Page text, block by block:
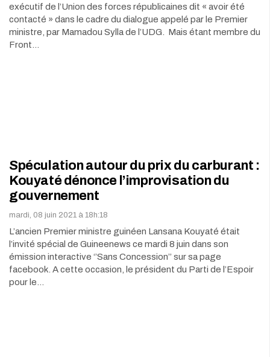
exécutif de l’Union des forces républicaines dit « avoir été
contacté » dans le cadre du dialogue appelé par le Premier
ministre, par Mamadou Sylla de l’UDG. Mais étant membre du
Front…
Spéculation autour du prix du carburant :
Kouyaté dénonce l’improvisation du
gouvernement
mardi, 08 juin 2021 à 18h:18
L’ancien Premier ministre guinéen Lansana Kouyaté était
l’invité spécial de Guineenews ce mardi 8 juin dans son
émission interactive ‘’Sans Concession’’ sur sa page
facebook. A cette occasion, le président du Parti de l’Espoir
pour le…